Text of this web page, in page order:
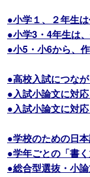
●小学１、２年生
●小学3・4年生は
●小5・小6から、
●高校入試につな
●入試小論文に対
●入試小論文に対
●学校のための日
●学年ごとの「書
●総合型選抜・小